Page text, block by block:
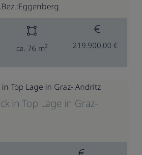
ca. 76 m2 219.900,00 €
in Top Lage in Graz-